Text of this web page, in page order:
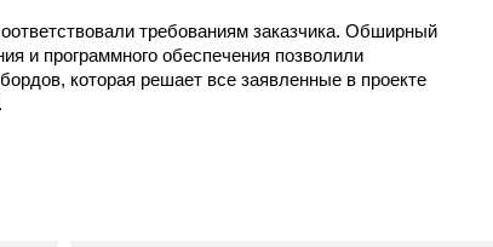
требованиям заказчика. Обширный
и программного обеспечения позволили
которая решает все заявленные в проекте